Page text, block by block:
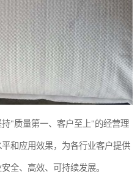
"质量第一、客户至上"的经营理
和应用效果，为各行业客户提供
全、高效、可持续发展。